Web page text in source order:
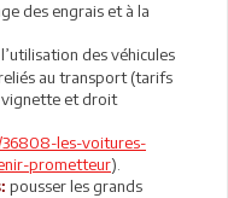
des engrais et à la
des véhicules
au transport (tarifs
vignette et droit
les-voitures-
prometteur).
pousser les grands